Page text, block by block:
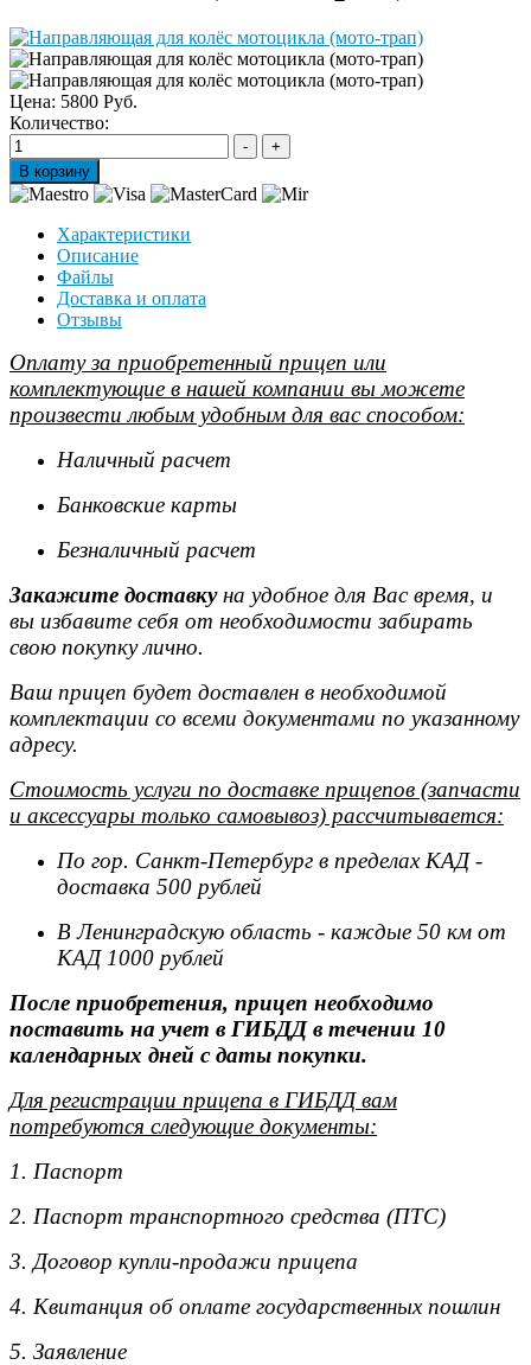
Цена: 5800 Руб.
Количество:
Характеристики
Описание
Файлы
Доставка и оплата
Отзывы
Оплату за приобретенный прицеп или
комплектующие в нашей компании вы можете
произвести любым удобным для вас способом:
Наличный расчет
Банковские карты
Безналичный расчет
Закажите доставкуна удобное для Вас время, и
вы избавите себя от необходимости забирать
свою покупку лично.
Ваш прицеп будет доставлен в необходимой
комплектации со всеми документами по указанному
адресу.
Стоимость услуги по доставке прицепов (запчасти
и аксессуары только самовывоз) рассчитывается:
По гор. Санкт-Петербург в пределах КАД -
доставка 500 рублей
В Ленинградскую область - каждые 50 км от
КАД 1000 рублей
После приобретения, прицеп необходимо
поставить на учет в ГИБДД в течении 10
календарных дней с даты покупки.
Для регистрации прицепа в ГИБДД вам
потребуются следующие документы:
1. Паспорт
2. Паспорт транспортного средства (ПТС)
3. Договор купли-продажи прицепа
4. Квитанция об оплате государственных пошлин
5. Заявление